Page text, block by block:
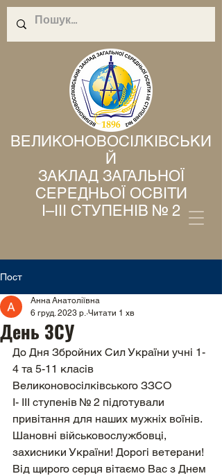
ВЕЛИКОНОВОСІЛКІВСЬКИ
Й
ЗАКЛАД ЗАГАЛЬНОЇ
СЕРЕДНЬОЇ ОСВІТИ
І–ІІІ СТУПЕНІВ № 2
Пост
День ЗСУ
Анна Анатоліївна
6 груд. 2023 р. Читати 1 хв
До Дня Збройних Сил України учні 1-
4 та 5-11 класів
Великоновосілківського ЗЗСО
І- ІІІ ступенів № 2 підготували
привітання для наших мужніх воїнів.
Шановні військовослужбовці,
захисники України! Дорогі ветерани!
Від щирого серця вітаємо Вас з Днем